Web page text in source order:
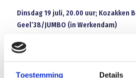
Toestemming Details
Dinsdag 19 juli, 20.00 uur; Kozakken
Geel’38/JUMBO (in Werkendam)
Zaterdag 23 juli, 15.00 uur; Blauw
Kozakken Boys (thuis)